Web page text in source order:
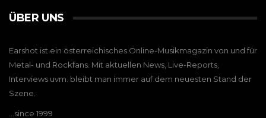
ÜBER UNS
Earshot ist ein österreichisches Online-Musikmagazin von und für
Metal- und Rockfans. Mit aktuellen News, Live-Reports,
Interviews uvm. bleibt man immer auf dem neuesten Stand der
Szene.
…since 1999